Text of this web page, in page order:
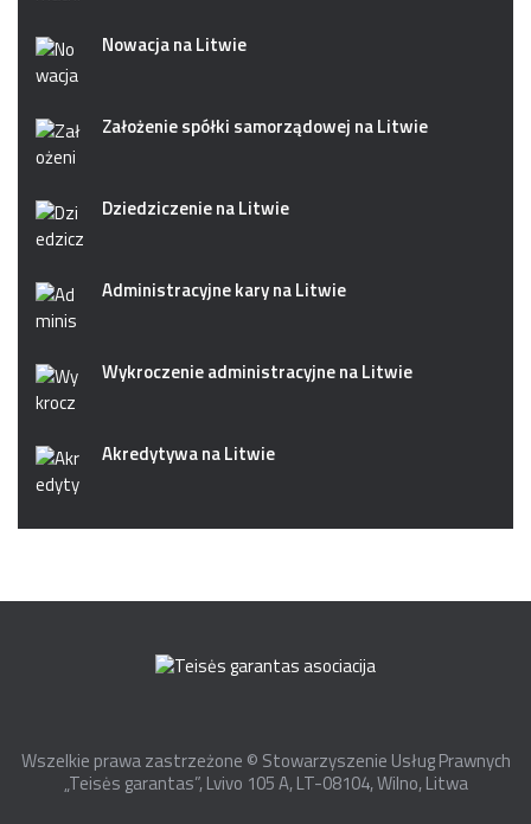
Nowacja na Litwie
Założenie spółki samorządowej na Litwie
Dziedziczenie na Litwie
Administracyjne kary na Litwie
Wykroczenie administracyjne na Litwie
Akredytywa na Litwie
Wszelkie prawa zastrzeżone © Stowarzyszenie Usług Prawnych
„Teisės garantas”, Lvivo 105 A, LT-08104, Wilno, Litwa